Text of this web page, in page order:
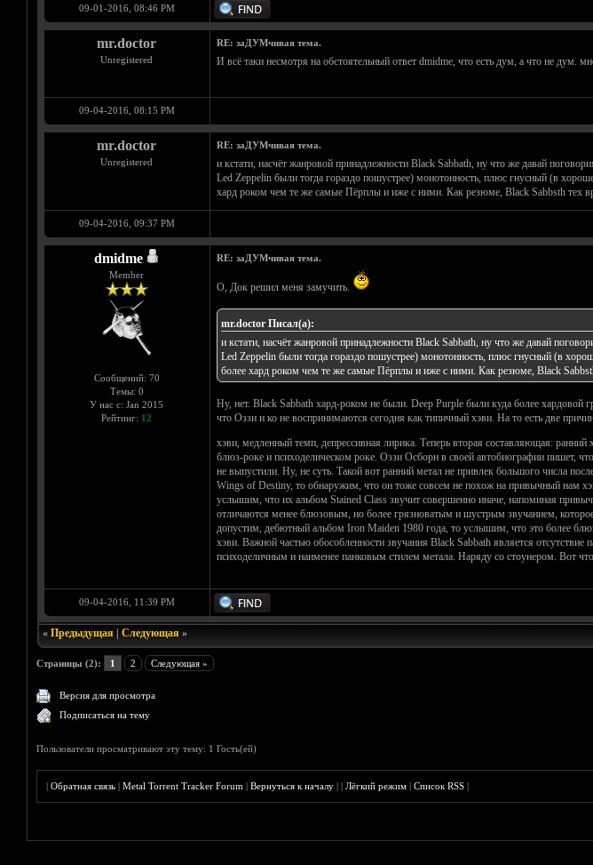
09-01-2016, 08:46 PM
mr.doctor
Unregistered
RE: заДУМчивая тема.
И всё таки несмотря на обстоятельный ответ dmidme, что есть дум, а что не дум.
09-04-2016, 08:15 PM
mr.doctor
Unregistered
RE: заДУМчивая тема.
и кстати, насчёт жанровой принадлежности Black Sabbath, ну что же давай
Led Zeppelin были тогда гораздо пошустрее) монотонность, плюс гнусный (в
хард роком чем те же самые Пёрплы и иже с ними. Как резюме, Black Sabbsth тех
09-04-2016, 09:37 PM
dmidme
Member
Сообщений: 70
Темы: 0
У нас с: Jan 2015
Рейтинг: 12
RE: заДУМчивая тема.
О, Док решил меня замучить.
mr.doctor Писал(а):
и кстати, насчёт жанровой принадлежности Black Sabbath, ну что же давай
Led Zeppelin были тогда гораздо пошустрее) монотонность, плюс гнусный (в
более хард роком чем те же самые Пёрплы и иже с ними. Как резюме, Black
Ну, нет. Black Sabbath хард-роком не были. Deep Purple были куда более
что Оззи и ко не воспринимаются сегодня как типичный хэви. На то есть две
хэви, медленный темп, депрессивная лирика. Теперь вторая составляющая:
блюз-роке и психоделическом роке. Оззи Осборн в своей автобиографии пишет,
не выпустили. Ну, не суть. Такой вот ранний метал не привлек большого числа
Wings of Destiny, то обнаружим, что он тоже совсем не похож на привычный нам
услышим, что их альбом Stained Class звучит совершенно иначе, напоминая
отличаются менее блюзовым, но более грязноватым и шустрым звучанием,
допустим, дебютный альбом Iron Maiden 1980 года, то услышим, что это более
хэви. Важной частью обособленности звучания Black Sabbath является
психоделичным и наименее панковым стилем метала. Наряду со стоунером. Вот
09-04-2016, 11:39 PM
« Предыдущая| Следующая»
Страницы (2): 1 2 Следующая »
Версия для просмотра
Подписаться на тему
Пользователи просматривают эту тему: 1 Гость(ей)
|Обратная связь |Metal Torrent Tracker Forum |Вернуться к началу ||Лёгкий режим |Список RSS |